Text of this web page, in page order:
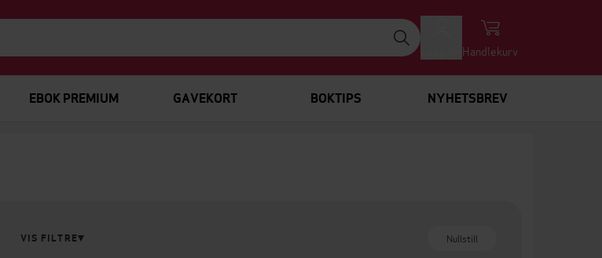
Handlekurv
EBOK PREMIUM GAVEKORT BOKTIPS NYHETSBREV
VIS FILTRE Nullstill